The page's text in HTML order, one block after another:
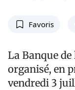
Favoris
La Banque
organisé, en
vendredi 3